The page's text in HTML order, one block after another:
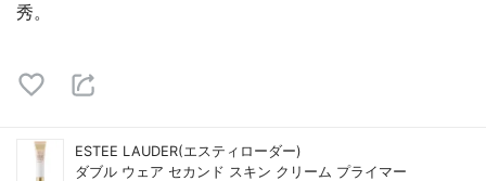
秀。
ESTEE LAUDER(エスティローダー)
ダブル ウェア セカンド スキン クリーム プライマー